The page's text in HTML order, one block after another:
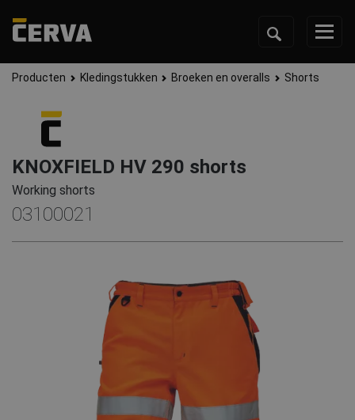
Producten Kledingstukken Broeken en overalls Shorts
KNOXFIELD HV 290 shorts
Working shorts
03100021